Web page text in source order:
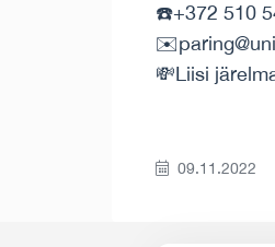
☎️+372 510
💸Liisi
09.11.2022